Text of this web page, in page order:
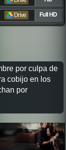
Drive Full HD
por culpa de
cobijo en los
por